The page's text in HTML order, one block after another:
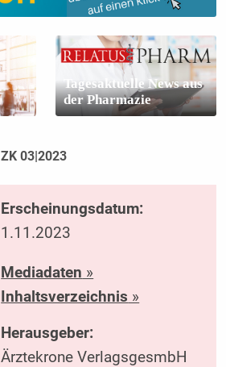
Tagesaktuelle News aus
der Pharmazie
ZK 03|2023
Erscheinungsdatum:
1.11.2023
Mediadaten »
Inhaltsverzeichnis »
Herausgeber:
Ärztekrone VerlagsgesmbH